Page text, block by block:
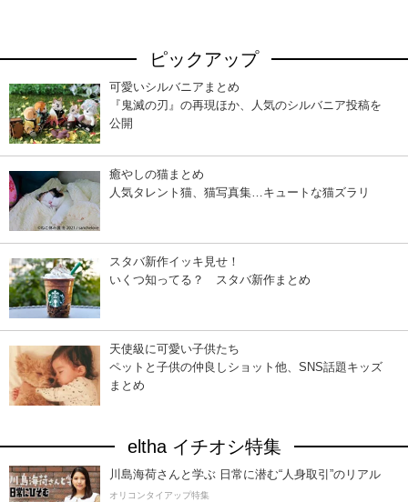
ピックアップ
可愛いシルバニアまとめ
『鬼滅の刃』の再現ほか、人気のシルバニア投稿を
公開
癒やしの猫まとめ
人気タレント猫、猫写真集…キュートな猫ズラリ
スタバ新作イッキ見せ！
いくつ知ってる？ スタバ新作まとめ
天使級に可愛い子供たち
ペットと子供の仲良しショット他、SNS話題キッズ
まとめ
eltha イチオシ特集
川島海荷さんと学ぶ 日常に潜む“人身取引”のリアル
オリコンタイアップ特集